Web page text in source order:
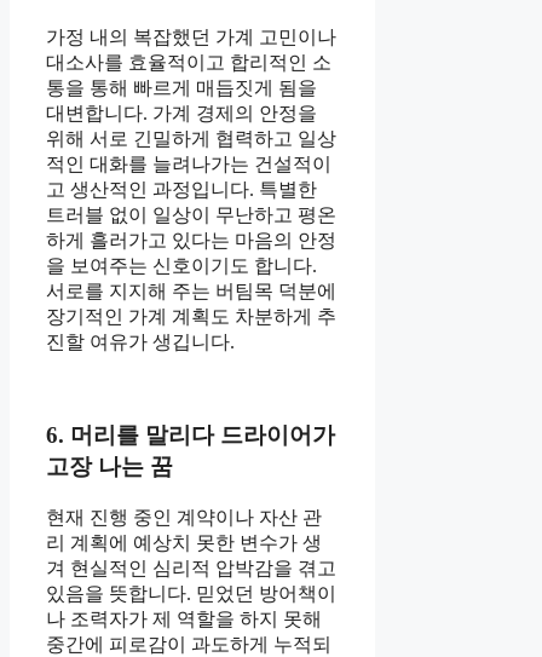
가정 내의 복잡했던 가계 고민이나
대소사를 효율적이고 합리적인 소
통을 통해 빠르게 매듭짓게 됨을
대변합니다. 가계 경제의 안정을
위해 서로 긴밀하게 협력하고 일상
적인 대화를 늘려나가는 건설적이
고 생산적인 과정입니다. 특별한
트러블 없이 일상이 무난하고 평온
하게 흘러가고 있다는 마음의 안정
을 보여주는 신호이기도 합니다.
서로를 지지해 주는 버팀목 덕분에
장기적인 가계 계획도 차분하게 추
진할 여유가 생깁니다.
6. 머리를 말리다 드라이어가
고장 나는 꿈
현재 진행 중인 계약이나 자산 관
리 계획에 예상치 못한 변수가 생
겨 현실적인 심리적 압박감을 겪고
있음을 뜻합니다. 믿었던 방어책이
나 조력자가 제 역할을 하지 못해
중간에 피로감이 과도하게 누적되